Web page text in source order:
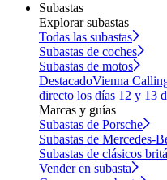
Subastas
Explorar subastas
Todas las subastas
Subastas de coches
Subastas de motos
DestacadoVienna
directo los días 12 y 13
Marcas y guías
Subastas de Porsche
Subastas de Mercedes-
Subastas de clásicos
Vender en subasta